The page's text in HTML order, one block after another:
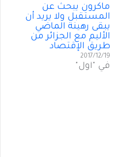
ماكرون يبحث عن
المستقبل ولا يريد أن
يبقى رهينة الماضي
الأليم مع الجزائر من
طريق الإقتصاد
2017/12/19
في "أول"